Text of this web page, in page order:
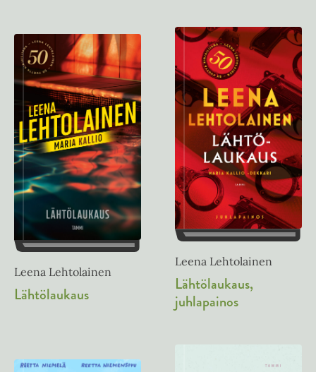
Leena Lehtolainen
Lähtölaukaus
Leena Lehtolainen
Lähtölaukaus,
juhlapainos